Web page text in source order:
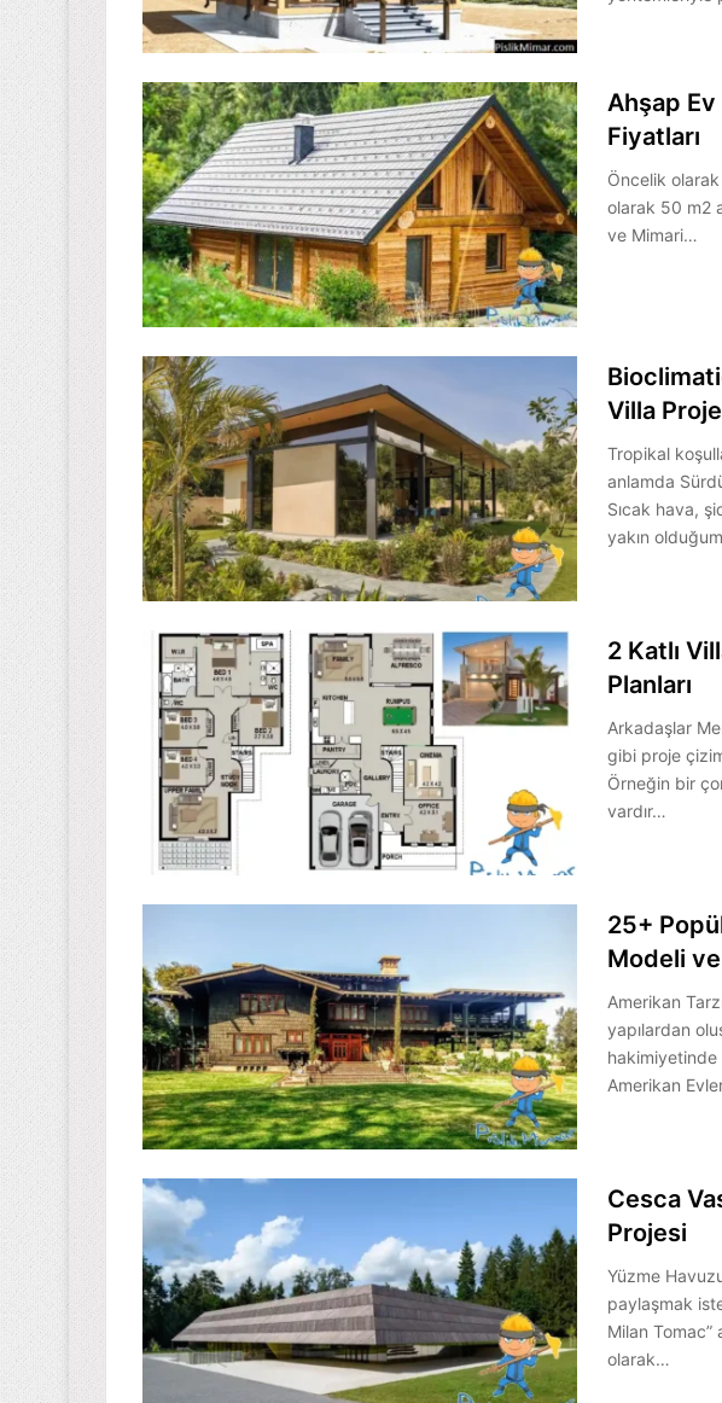
Ahşap
Fiyatları
Öncelik
olarak 50 m2
ve Mimari…
Villa
Tropikal
anlamda
Sıcak hava,
yakın
2 Katlı
Planları
Arkadaşlar
gibi proje
Örneğin bir
vardır…
25+
Modeli ve
Amerikan
yapılardan
hakimiyetinde
Amerikan
Cesca
Projesi
Yüzme
paylaşmak
Milan Tomac”
olarak…